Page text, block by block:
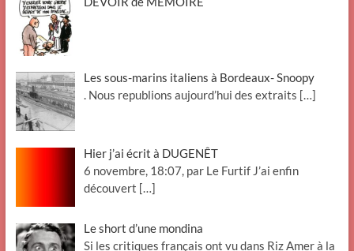
Les sous-marins italiens à Bordeaux- Snoopy
. Nous republions aujourd’hui des extraits […]
Hier j’ai écrit à DUGENÊT
6 novembre, 18:07, par Le Furtif J’ai enfin
découvert […]
Le short d’une mondina
Si les critiques français ont vu dans Riz Amer à la